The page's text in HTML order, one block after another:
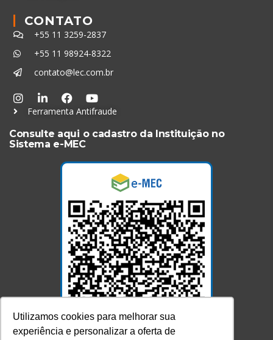
Utilizamos cookies para melhorar sua
experiência e personalizar a oferta de
CONTATO
+55 11 3259-2837
+55 11 98924-8322
contato@lec.com.br
Ferramenta Antifraude
Consulte aqui o cadastro da Instituição no
Sistema e-MEC